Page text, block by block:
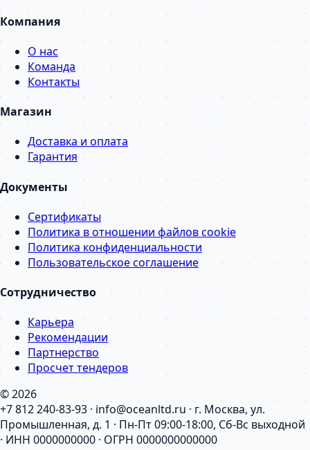
Компания
О нас
Команда
Контакты
Магазин
Доставка и оплата
Гарантия
Документы
Сертификаты
Политика в отношении файлов cookie
Политика конфиденциальности
Пользовательское соглашение
Сотрудничество
Карьера
Рекомендации
Партнерство
Просчет тендеров
© 2026
+7 812 240-83-93 · info@oceanltd.ru · г. Москва, ул.
Промышленная, д. 1 · Пн-Пт 09:00-18:00, Сб-Вс выходной
· ИНН 0000000000 · ОГРН 0000000000000